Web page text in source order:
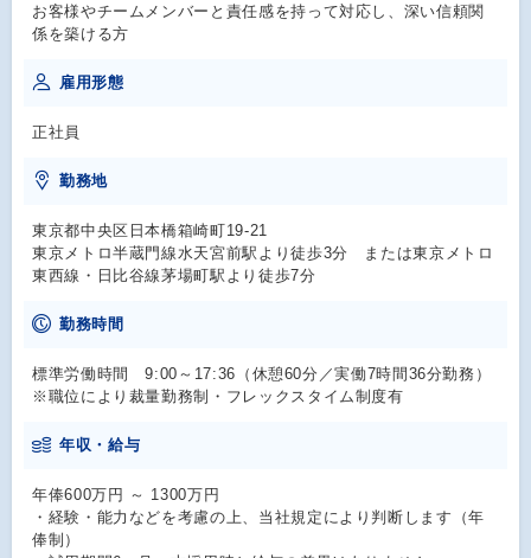
お客様やチームメンバーと責任感を持って対応し、深い信頼関
係を築ける方
雇用形態
正社員
勤務地
東京都中央区日本橋箱崎町19-21
東京メトロ半蔵門線水天宮前駅より徒歩3分 または東京メトロ
東西線・日比谷線茅場町駅より徒歩7分
勤務時間
標準労働時間 9:00～17:36（休憩60分／実働7時間36分勤務）
※職位により裁量勤務制・フレックスタイム制度有
年収・給与
年俸600万円 ～ 1300万円
・経験・能力などを考慮の上、当社規定により判断します（年
俸制）